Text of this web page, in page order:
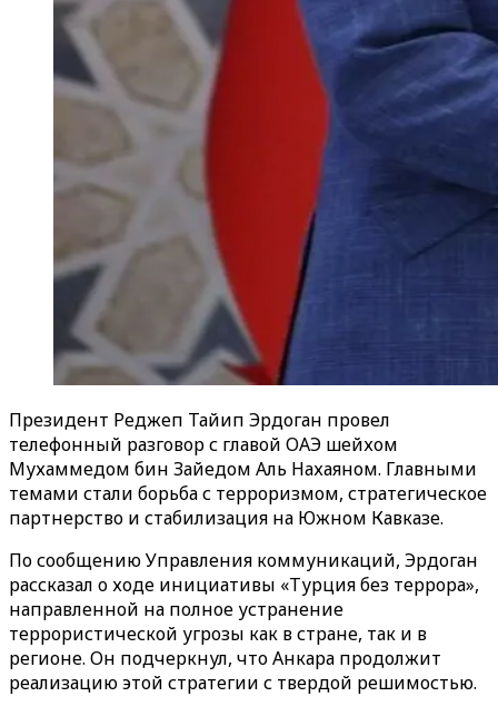
Президент Реджеп Тайип Эрдоган провел
телефонный разговор с главой ОАЭ шейхом
Мухаммедом бин Зайедом Аль Нахаяном. Главными
темами стали борьба с терроризмом, стратегическое
партнерство и стабилизация на Южном Кавказе.
По сообщению Управления коммуникаций, Эрдоган
рассказал о ходе инициативы «Турция без террора»,
направленной на полное устранение
террористической угрозы как в стране, так и в
регионе. Он подчеркнул, что Анкара продолжит
реализацию этой стратегии с твердой решимостью.